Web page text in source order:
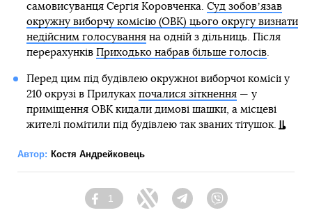
самовисуванця Сергія Коровченка. Суд зобовʼязав
окружну виборчу комісію (ОВК) цього округу визнати
недійсним голосуванняна одній з дільниць. Після
перерахунків Приходько набрав більше голосів.
Перед цим під будівлею окружної виборчої комісії у
210 окрузі в Прилуках почалися зіткнення— у
приміщення ОВК кидали димові шашки, а місцеві
жителі помітили під будівлею так званих тітушок.
Автор: Костя Андрейковець
Facebook
1
Twitter TelegramViber